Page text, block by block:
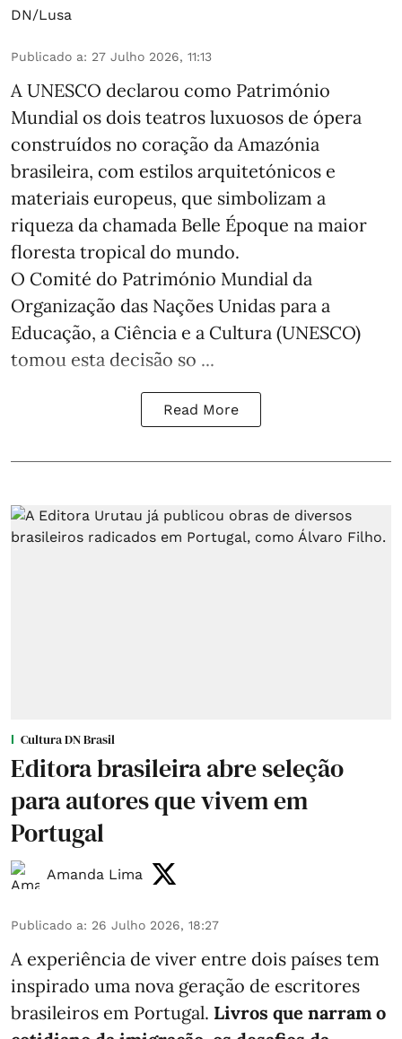
DN/Lusa
Publicado a: 27 Julho 2026, 11:13
A UNESCO declarou como Património
Mundial os dois teatros luxuosos de ópera
construídos no coração da Amazónia
brasileira, com estilos arquitetónicos e
materiais europeus, que simbolizam a
riqueza da chamada Belle Époque na maior
floresta tropical do mundo.
O Comité do Património Mundial da
Organização das Nações Unidas para a
Educação, a Ciência e a Cultura (UNESCO)
tomou esta decisão so ...
Read More
Cultura DN Brasil
Editora brasileira abre seleção
para autores que vivem em
Portugal
Amanda Lima
Publicado a: 26 Julho 2026, 18:27
A experiência de viver entre dois países tem
inspirado uma nova geração de escritores
brasileiros em Portugal. Livros que narram o